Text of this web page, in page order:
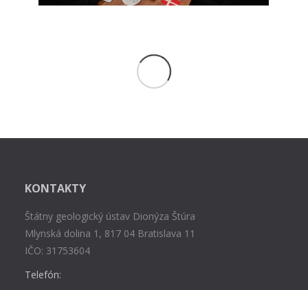
KONTAKTY
Štátny geologický ústav Dionýza Štúra
Mlynská dolina 1, 817 04 Bratislava 11
IČO: 31753604
Telefón: